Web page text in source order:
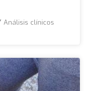
Análisis clínicos